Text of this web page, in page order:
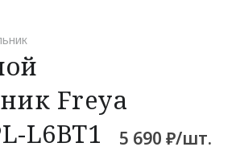
Freya
L6BT1
5 690 ₽/шт.